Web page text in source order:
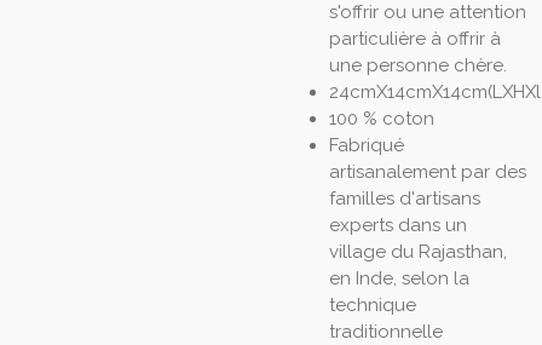
s'offrir ou une attention
particulière à offrir à
une personne chère.
100 % coton
Fabriqué
artisanalement par des
familles d'artisans
experts dans un
village du Rajasthan,
en Inde, selon la
technique
traditionnelle